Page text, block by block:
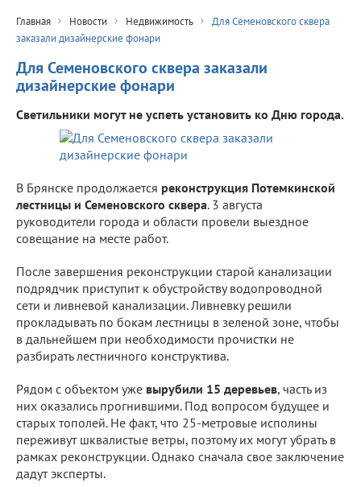
Главная Новости Недвижимость
Для Семеновского сквера
заказали дизайнерские фонари
Для Семеновского сквера заказали
дизайнерские фонари
Светильники могут не успеть установить ко Дню города.
В Брянске продолжается реконструкция Потемкинской
лестницы и Семеновского сквера. 3 августа
руководители города и области провели выездное
совещание на месте работ.
После завершения реконструкции старой канализации
подрядчик приступит к обустройству водопроводной
сети и ливневой канализации. Ливневку решили
прокладывать по бокам лестницы в зеленой зоне, чтобы
в дальнейшем при необходимости прочистки не
разбирать лестничного конструктива.
Рядом с объектом уже вырубили 15 деревьев, часть из
них оказались прогнившими. Под вопросом будущее и
старых тополей. Не факт, что 25-метровые исполины
переживут шквалистые ветры, поэтому их могут убрать в
рамках реконструкции. Однако сначала свое заключение
дадут эксперты.